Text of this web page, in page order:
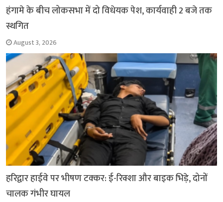
हंगामे के बीच लोकसभा में दो विधेयक पेश, कार्यवाही 2 बजे तक
स्थगित
August 3, 2026
हरिद्वार हाईवे पर भीषण टक्कर: ई-रिक्शा और बाइक भिड़े, दोनों
चालक गंभीर घायल